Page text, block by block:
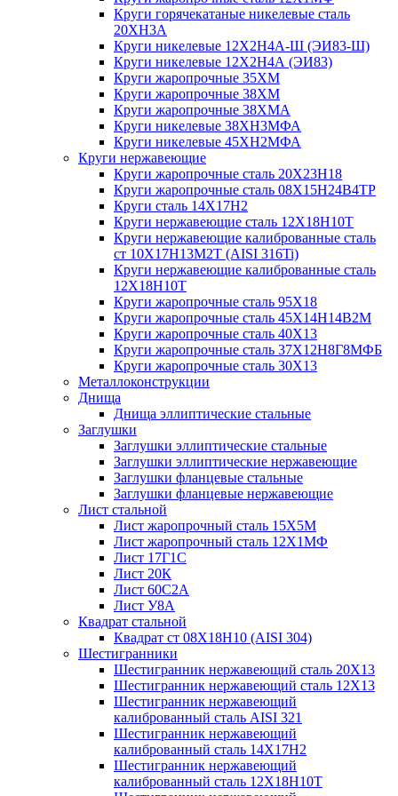
Круги горячекатаные никелевые сталь
20ХН3А
Круги никелевые 12Х2Н4А-Ш (ЭИ83-Ш)
Круги никелевые 12Х2Н4А (ЭИ83)
Круги жаропрочные 35ХМ
Круги жаропрочные 38ХМ
Круги жаропрочные 38ХМА
Круги никелевые 38XH3MФА
Круги никелевые 45ХН2МФА
Круги нержавеющие
Круги жаропрочные сталь 20Х23Н18
Круги жаропрочные сталь 08Х15Н24В4ТР
Круги сталь 14Х17Н2
Круги нержавеющие сталь 12Х18Н10Т
Круги нержавеющие калиброванные сталь
ст 10Х17Н13М2Т (AISI 316Ti)
Круги нержавеющие калиброванные сталь
12Х18Н10Т
Круги жаропрочные сталь 95Х18
Круги жаропрочные сталь 45Х14Н14В2М
Круги жаропрочные сталь 40Х13
Круги жаропрочные сталь 37Х12Н8Г8МФБ
Круги жаропрочные сталь 30Х13
Металлоконструкции
Днища
Днища эллиптические стальные
Заглушки
Заглушки эллиптические стальные
Заглушки эллиптические нержавеющие
Заглушки фланцевые стальные
Заглушки фланцевые нержавеющие
Лист стальной
Лист жаропрочный сталь 15Х5М
Лист жаропрочный сталь 12Х1МФ
Лист 17Г1С
Лист 20К
Лист 60С2А
Лист У8А
Квадрат стальной
Квадрат ст 08Х18Н10 (AISI 304)
Шестигранники
Шестигранник нержавеющий сталь 20Х13
Шестигранник нержавеющий сталь 12Х13
Шестигранник нержавеющий
калиброванный сталь AISI 321
Шестигранник нержавеющий
калиброванный сталь 14Х17Н2
Шестигранник нержавеющий
калиброванный сталь 12Х18Н10Т